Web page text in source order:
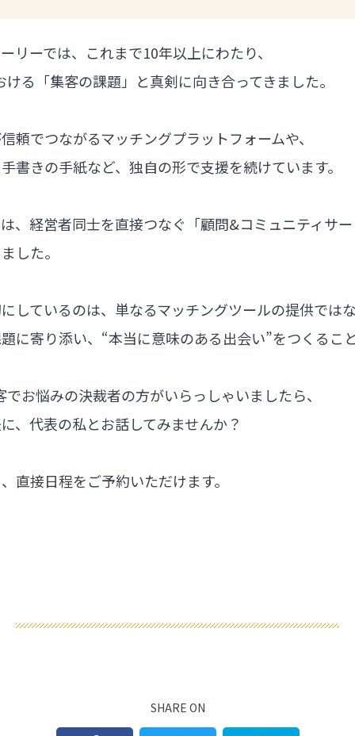
リーでは、これまで10年以上にわたり、
る「集客の課題」と真剣に向き合ってきました。
頼でつながるマッチングプラットフォームや、
書きの手紙など、独自の形で支援を続けています。
、経営者同士を直接つなぐ「顧問&コミュニティサ
した。
しているのは、単なるマッチングツールの提供では
に寄り添い、“本当に意味のある出会い”をつくるこ
お悩みの決裁者の方がいらっしゃいましたら、
、代表の私とお話してみませんか？
直接日程をご予約いただけます。
SHARE ON